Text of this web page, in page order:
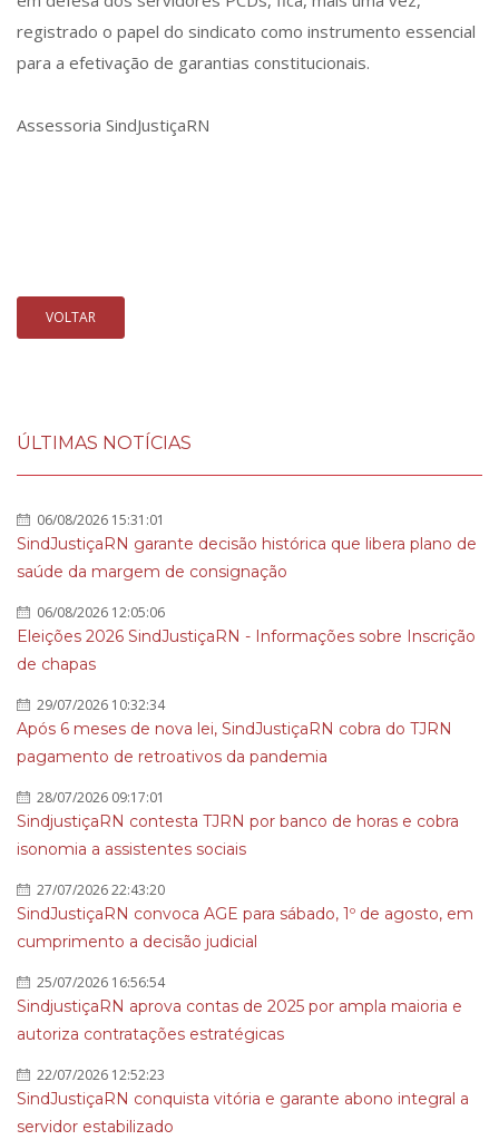
registrado o papel do sindicato como instrumento essencial
para a efetivação de garantias constitucionais.
Assessoria SindJustiçaRN
VOLTAR
ÚLTIMAS NOTÍCIAS
06/08/2026 15:31:01
SindJustiçaRN garante decisão histórica que libera plano de
saúde da margem de consignação
06/08/2026 12:05:06
Eleições 2026 SindJustiçaRN - Informações sobre Inscrição
de chapas
29/07/2026 10:32:34
Após 6 meses de nova lei, SindJustiçaRN cobra do TJRN
pagamento de retroativos da pandemia
28/07/2026 09:17:01
SindjustiçaRN contesta TJRN por banco de horas e cobra
isonomia a assistentes sociais
27/07/2026 22:43:20
SindJustiçaRN convoca AGE para sábado, 1º de agosto, em
cumprimento a decisão judicial
25/07/2026 16:56:54
SindjustiçaRN aprova contas de 2025 por ampla maioria e
autoriza contratações estratégicas
22/07/2026 12:52:23
SindJustiçaRN conquista vitória e garante abono integral a
servidor estabilizado